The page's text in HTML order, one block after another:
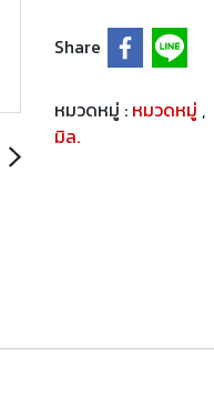
Share
หมวดหมู่ : หมวดหมู่ ,
มิล.